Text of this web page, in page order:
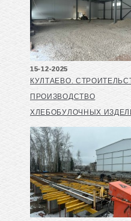
15-12-2025
КУЛТАЕВО.
ПРОИЗВОДСТВО
ХЛЕБОБУЛОЧНЫХ